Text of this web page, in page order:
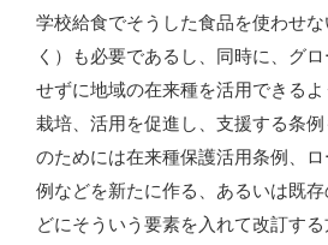
学校給食でそうした食品を使わせ
く）も必要であるし、同時に、グ
せずに地域の在来種を活用できるよ
栽培、活用を促進し、支援する条
のためには在来種保護活用条例、
例などを新たに作る、あるいは既
どにそういう要素を入れて改訂する